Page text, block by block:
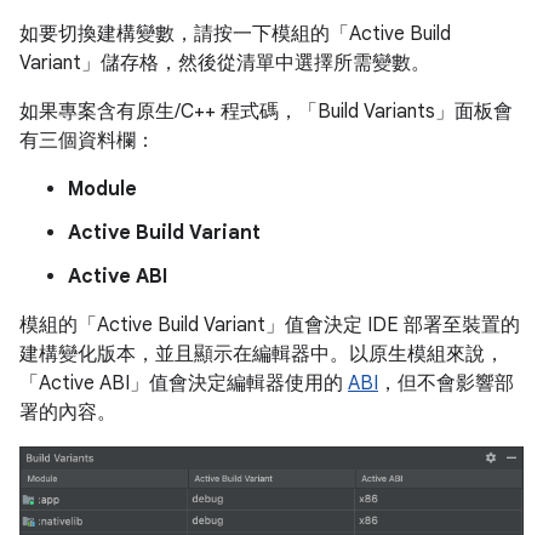
如要切換建構變數，請按一下模組的「Active Build
Variant」 儲存格，然後從清單中選擇所需變數。
如果專案含有原生/C++ 程式碼，「Build Variants」 面板會
有三個資料欄：
Module
Active Build Variant
Active ABI
模組的「Active Build Variant」 值會決定 IDE 部署至裝置的
建構變化版本，並且顯示在編輯器中。以原生模組來說，
「Active ABI」值會決定編輯器使用的 ABI ，但不會影響部
署的內容。